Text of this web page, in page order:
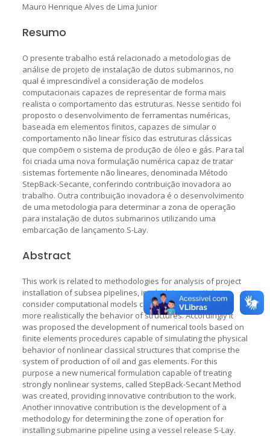
Mauro Henrique Alves de Lima Junior
Resumo
O presente trabalho está relacionado a metodologias de
análise de projeto de instalação de dutos submarinos, no
qual é imprescindível a consideração de modelos
computacionais capazes de representar de forma mais
realista o comportamento das estruturas. Nesse sentido foi
proposto o desenvolvimento de ferramentas numéricas,
baseada em elementos finitos, capazes de simular o
comportamento não linear físico das estruturas clássicas
que compõem o sistema de produção de óleo e gás. Para tal
foi criada uma nova formulação numérica capaz de tratar
sistemas fortemente não lineares, denominada Método
StepBack-Secante, conferindo contribuição inovadora ao
trabalho. Outra contribuição inovadora é o desenvolvimento
de uma metodologia para determinar a zona de operação
para instalação de dutos submarinos utilizando uma
embarcação de lançamento S-Lay.
Abstract
This work is related to methodologies for analysis of project
installation of subsea pipelines, in which is essential to
consider computational models capable of representing
more realistically the behavior of structures. Accordingly it
was proposed the development of numerical tools based on
finite elements procedures capable of simulating the physical
behavior of nonlinear classical structures that comprise the
system of production of oil and gas elements. For this
purpose a new numerical formulation capable of treating
strongly nonlinear systems, called StepBack-Secant Method
was created, providing innovative contribution to the work.
Another innovative contribution is the development of a
methodology for determining the zone of operation for
installing submarine pipeline using a vessel release S-Lay.